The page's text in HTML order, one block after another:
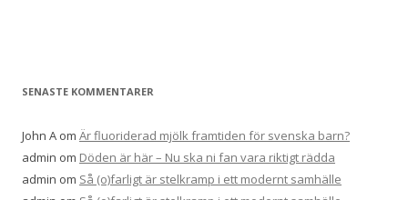
SENASTE KOMMENTARER
John A om Är fluoriderad mjölk framtiden för svenska barn?
admin om Döden är här – Nu ska ni fan vara riktigt rädda
admin om Så (o)farligt är stelkramp i ett modernt samhälle